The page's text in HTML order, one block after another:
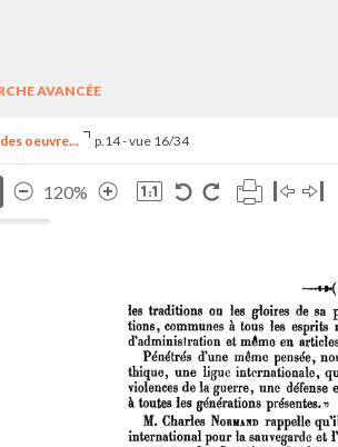
AVANCÉE
oeuvre... p.14 - vue 16/34
120%